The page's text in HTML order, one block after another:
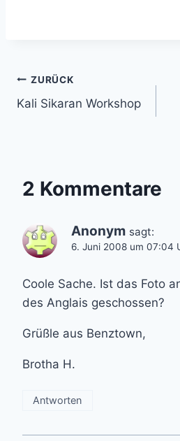
ZURÜCK
Kali Sikaran Workshop
2 Kommentare
Anonym sagt:
6. Juni 2008 um 07:04
Coole Sache. Ist das Foto
des Anglais geschossen?
Grüßle aus Benztown,
Brotha H.
Antworten